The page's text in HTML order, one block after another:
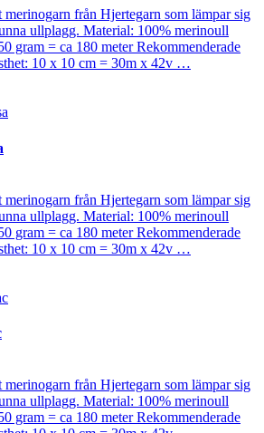
från Hjertegarn som lämpar sig
ullplagg. Material: 100% merinoull
gram = ca 180 meter Rekommenderade
10 x 10 cm = 30m x 42v …
från Hjertegarn som lämpar sig
ullplagg. Material: 100% merinoull
gram = ca 180 meter Rekommenderade
10 x 10 cm = 30m x 42v …
från Hjertegarn som lämpar sig
ullplagg. Material: 100% merinoull
gram = ca 180 meter Rekommenderade